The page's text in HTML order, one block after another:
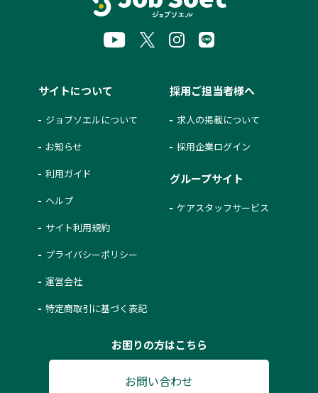
サイトについて
ジョブソエルについて
お知らせ
利用ガイド
ヘルプ
サイト利用規約
プライバシーポリシー
運営会社
特定商取引に基づく表記
採用ご担当者様へ
求人の掲載について
採用企業ログイン
グループサイト
ケアスタッフサービス
お困りの方はこちら
お問い合わせ